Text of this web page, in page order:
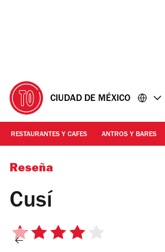
CIUDAD DE MÉXICO
RESTAURANTES Y CAFES ANTROS Y BARES
Foto: Alejandra Carbajal
Reseña
Cusí
4